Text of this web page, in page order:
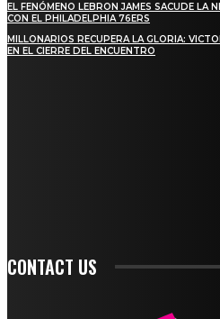
EL FENÓMENO LEBRON JAMES SACUDE LA
CON EL PHILADELPHIA 76ERS
MILLONARIOS RECUPERA LA GLORIA:
EN EL CIERRE DEL ENCUENTRO
CONTACT US